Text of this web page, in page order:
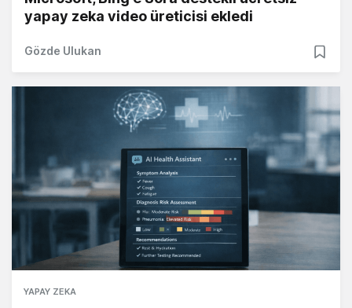
yapay zeka video üreticisi ekledi
Gözde Ulukan
YAPAY ZEKA